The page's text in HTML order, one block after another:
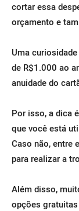
cortar essa
orçamento e
Uma
de R$1.000 ao
anuidade do
Por isso, a dica
que você está
Caso não, entre
para realizar a
Além disso,
opções